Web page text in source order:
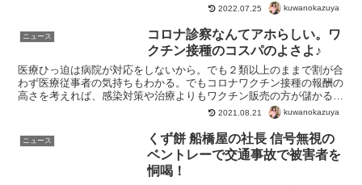
2022.07.25 kuwanokazuya
ニュース
コロナ診察なんてアホらしい。ワ
クチン接種のコスパのよさよ♪
医療ひっ迫は病院が対応をしないから。でも２類以上のままで割が合
わず医療従事者の気持ちもわかる。でもコロナワクチン接種の報酬の
高さを考えれば、感染対策や治療よりもワクチン販売の方が儲かる
よ。病院や医療従事者、政治家よりも上の誰かが、こうなるよ...
2021.08.21 kuwanokazuya
ニュース
くず餅 船橋屋の社長 信号無視の
ベントレーで交通事故で被害者を
恫喝！